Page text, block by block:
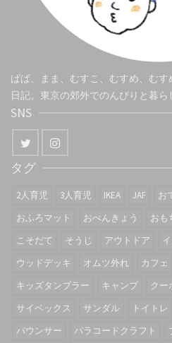
ぱぱ、まま、むすこ、むすめ、む
日記。東京の郊外でのんびりと暮ら
SNS
タグ
2人育児 3人育児 IKEA JAF お
おふろマット
おべんきょう おも
こそだて
そうじ アウトドア
ウッドデッキ
オムツ外れ カフェ
キッズタンブラー
キャンプ クー
サイベックス
サンダル トイトレ
バウンサー
パラコードクラフト